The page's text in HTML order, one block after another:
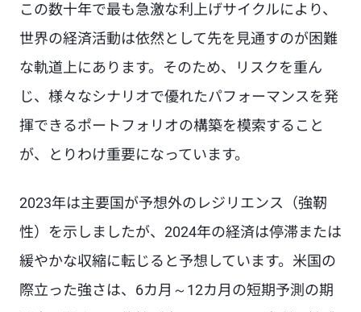
この数十年で最も急激な利上げサイクルにより、
世界の経済活動は依然として先を見通すのが困難
な軌道上にあります。そのため、リスクを重ん
じ、様々なシナリオで優れたパフォーマンスを発
揮できるポートフォリオの構築を模索すること
が、とりわけ重要になっています。
2023年は主要国が予想外のレジリエンス（強靭
性）を示しましたが、2024年の経済は停滞または
緩やかな収縮に転じると予想しています。米国の
際立った強さは、6カ月～12カ月の短期予測の期